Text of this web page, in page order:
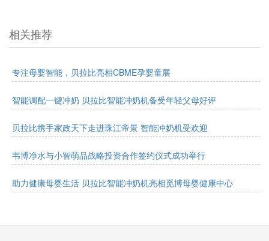
相关推荐
专注母婴智能，贝拉比亮相CBME孕婴童展
智能调配一键冲奶 贝拉比智能冲奶机备受年轻父母好评
贝拉比携手家政天下走进珠江帝景 智能冲奶机受欢迎
韦博净水与小智萌品战略投资合作签约仪式成功举行
助力健康母婴生活 贝拉比智能冲奶机亮相觅博母婴健康中心